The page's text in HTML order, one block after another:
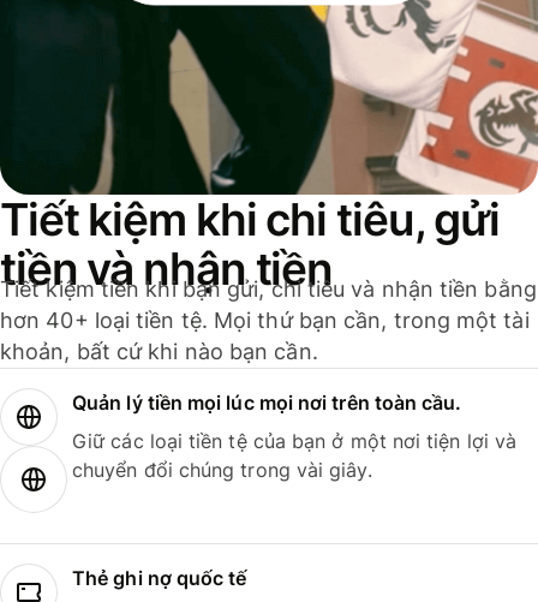
Tiết kiệm khi chi tiêu, gửi
tiền và nhận tiền
Tiết kiệm tiền khi bạn gửi, chi tiêu và nhận tiền bằng
hơn 40+ loại tiền tệ. Mọi thứ bạn cần, trong một tài
khoản, bất cứ khi nào bạn cần.
Quản lý tiền mọi lúc mọi nơi trên toàn cầu.
Giữ các loại tiền tệ của bạn ở một nơi tiện lợi và
chuyển đổi chúng trong vài giây.
Thẻ ghi nợ quốc tế